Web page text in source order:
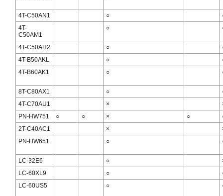
4T-C50AN1 ○
4T-
C50AM1
○
4T-C50AH2 ○
4T-B50AKL
○
4T-B60AK1
○
8T-C80AX1 ○
4T-C70AU1
×
PN-HW751
○ ○ × ○
2T-C40AC1
×
PN-HW651
○
LC-32E6 ○
LC-60XL9
○
LC-60US5
○